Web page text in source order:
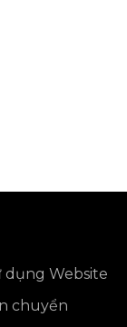
quả nghiêm
độ bảo hành
dụng Website
chuyển